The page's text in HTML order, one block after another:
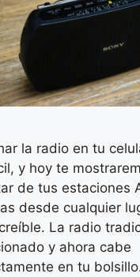
la radio en tu
y hoy te
de tus estaciones
desde cualquier
La radio
y ahora cabe
en tu